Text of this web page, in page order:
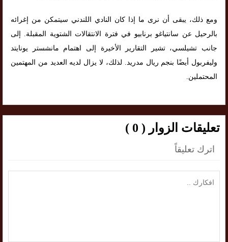
ومع ذلك، يبقى أن نرى ما إذا كان النادي اللندني سيتمكن من إغرائه
بالرحيل عن سانتياغو برنابيو في فترة الانتقالات الشتوية المقبلة. إلى
جانب تشيلسي، تشير التقارير الأخيرة إلى اهتمام مانشستر يونايتد
وليفربول أيضًا بنجم ريال مدريد. لذلك، لا يزال لديه العديد من المهتمين
المحتملين.
تعليقات الزوار ( 0 )
اترك تعليقاً